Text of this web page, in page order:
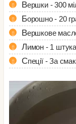
Вершки - 300
Борошно - 20
Вершкове
Лимон - 1 штука
Спеції - За